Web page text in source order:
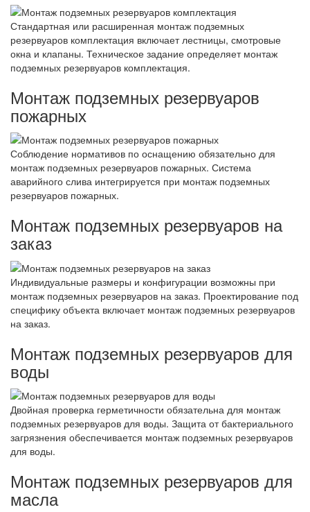
Стандартная или расширенная монтаж подземных
резервуаров комплектация включает лестницы, смотровые
окна и клапаны. Техническое задание определяет монтаж
подземных резервуаров комплектация.
Монтаж подземных резервуаров
пожарных
Соблюдение нормативов по оснащению обязательно для
монтаж подземных резервуаров пожарных. Система
аварийного слива интегрируется при монтаж подземных
резервуаров пожарных.
Монтаж подземных резервуаров на
заказ
Индивидуальные размеры и конфигурации возможны при
монтаж подземных резервуаров на заказ. Проектирование под
специфику объекта включает монтаж подземных резервуаров
на заказ.
Монтаж подземных резервуаров для
воды
Двойная проверка герметичности обязательна для монтаж
подземных резервуаров для воды. Защита от бактериального
загрязнения обеспечивается монтаж подземных резервуаров
для воды.
Монтаж подземных резервуаров для
масла